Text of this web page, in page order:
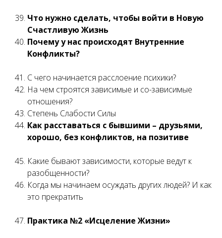
Что нужно сделать, чтобы войти в Новую
Счастливую Жизнь
Почему у нас происходят Внутренние
Конфликты?
С чего начинается расслоение психики?
На чем строятся зависимые и со-зависимые
отношения?
Степень Слабости Силы
Как расставаться с бывшими – друзьями,
хорошо, без конфликтов, на позитиве
Какие бывают зависимости, которые ведут к
разобщенности?
Когда мы начинаем осуждать других людей? И как
это прекратить
Практика №2 «Исцеление Жизни»